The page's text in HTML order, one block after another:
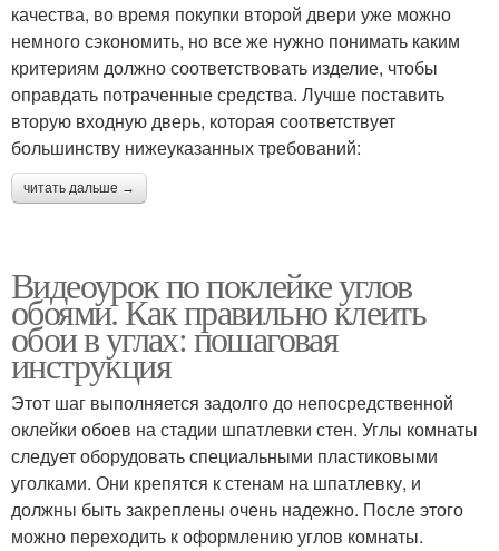
качества, во время покупки второй двери уже можно
немного сэкономить, но все же нужно понимать каким
критериям должно соответствовать изделие, чтобы
оправдать потраченные средства. Лучше поставить
вторую входную дверь, которая соответствует
большинству нижеуказанных требований:
читать дальше →
Видеоурок по поклейке углов
обоями. Как правильно клеить
обои в углах: пошаговая
инструкция
Этот шаг выполняется задолго до непосредственной
оклейки обоев на стадии шпатлевки стен. Углы комнаты
следует оборудовать специальными пластиковыми
уголками. Они крепятся к стенам на шпатлевку, и
должны быть закреплены очень надежно. После этого
можно переходить к оформлению углов комнаты.